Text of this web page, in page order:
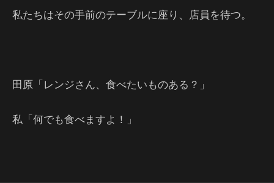
私たちはその手前のテーブルに座り、店員を待つ。
田原「レンジさん、食べたいものある？」
私「何でも食べますよ！」